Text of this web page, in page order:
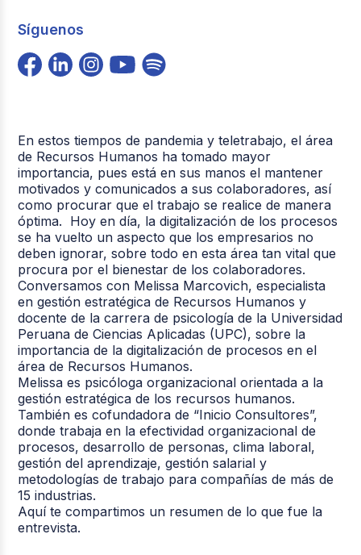
Síguenos
En estos tiempos de pandemia y teletrabajo, el área
de Recursos Humanos ha tomado mayor
importancia, pues está en sus manos el mantener
motivados y comunicados a sus colaboradores, así
como procurar que el trabajo se realice de manera
óptima. Hoy en día, la digitalización de los procesos
se ha vuelto un aspecto que los empresarios no
deben ignorar, sobre todo en esta área tan vital que
procura por el bienestar de los colaboradores.
Conversamos con Melissa Marcovich, especialista
en gestión estratégica de Recursos Humanos y
docente de la carrera de psicología de la Universidad
Peruana de Ciencias Aplicadas (UPC), sobre la
importancia de la digitalización de procesos en el
área de Recursos Humanos.
Melissa es psicóloga organizacional orientada a la
gestión estratégica de los recursos humanos.
También es cofundadora de “Inicio Consultores”,
donde trabaja en la efectividad organizacional de
procesos, desarrollo de personas, clima laboral,
gestión del aprendizaje, gestión salarial y
metodologías de trabajo para compañías de más de
15 industrias.
Aquí te compartimos un resumen de lo que fue la
entrevista.